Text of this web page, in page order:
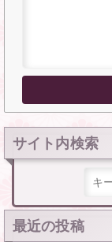
サイト内検索
最近の投稿